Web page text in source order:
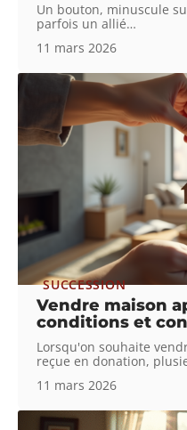
Un bouton, minuscule
parfois un allié…
11 mars 2026
SUCCESSION
Vendre maison
conditions et
Lorsqu'on souhaite
reçue en donation,
11 mars 2026